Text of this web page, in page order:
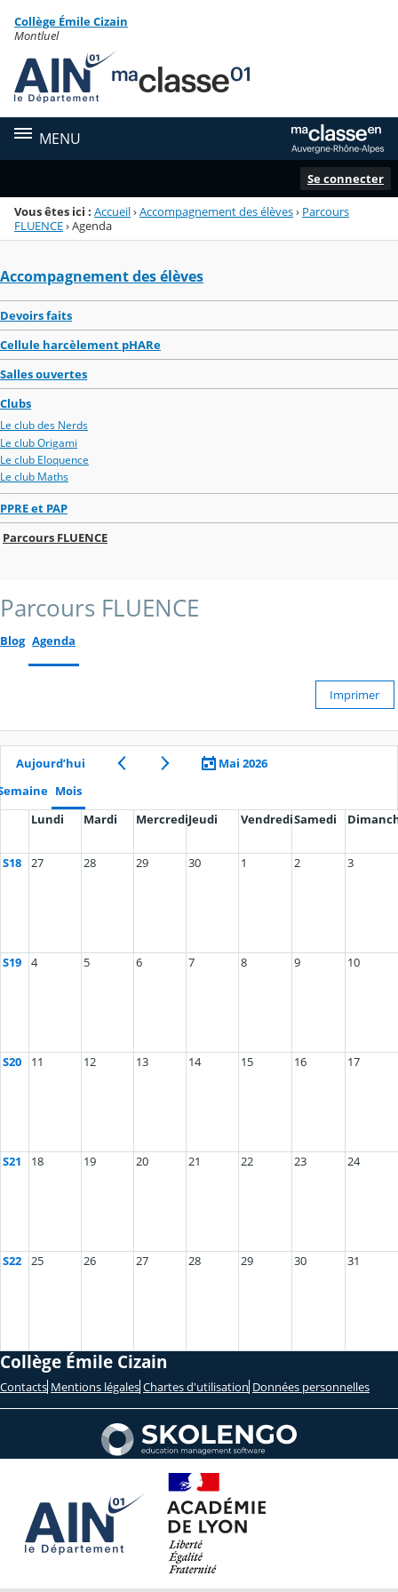
Menu de la rubrique
Contenu
Collège Émile Cizain
Montluel
MENU
Se connecter
Vous êtes ici : Accueil›Accompagnement des élèves› Parcours
FLUENCE›Agenda
Accompagnement des élèves
Devoirs faits
Cellule harcèlement pHARe
Salles ouvertes
Clubs
Le club des Nerds
Le club Origami
Le club Eloquence
Le club Maths
PPRE et PAP
Parcours FLUENCE
Parcours FLUENCE
Blog Agenda
Imprimer
Aujourd’hui
Mai 2026
Mois
Lundi
Mardi MercrediJeudi VendrediSamedi
S18 27 28 29 30 1 2 3
S19 4 5 6 7 8 9 10
S20 11 12 13 14 15 16 17
S21 18 19 20 21 22 23 24
S22 25 26 27 28 29 30 31
Collège Émile Cizain
Contacts Mentions légales Chartes d'utilisation Données personnelles